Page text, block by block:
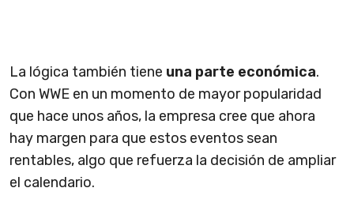
La lógica también tiene una parte económica.
Con WWE en un momento de mayor popularidad
que hace unos años, la empresa cree que ahora
hay margen para que estos eventos sean
rentables, algo que refuerza la decisión de ampliar
el calendario.